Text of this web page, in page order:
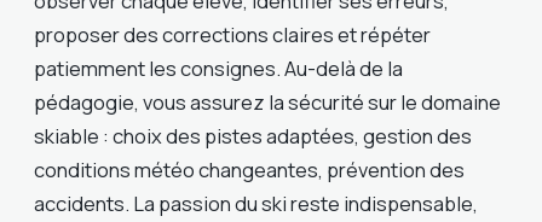
proposer des corrections claires et répéter
patiemment les consignes. Au-delà de la
pédagogie, vous assurez la sécurité sur le domaine
skiable : choix des pistes adaptées, gestion des
conditions météo changeantes, prévention des
accidents. La passion du ski reste indispensable,